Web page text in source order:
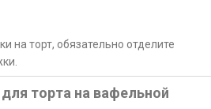
на торт, обязательно отделите
торта на вафельной